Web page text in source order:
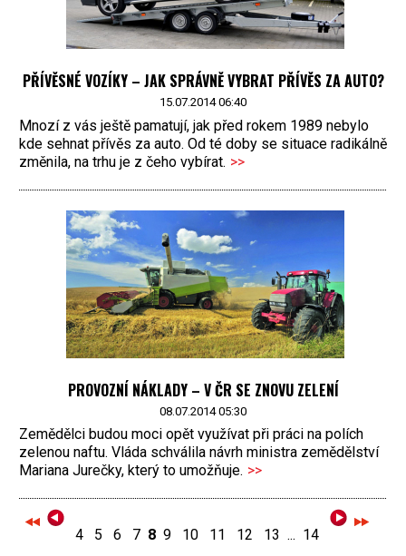
PŘÍVĚSNÉ VOZÍKY – JAK SPRÁVNĚ VYBRAT PŘÍVĚS ZA AUTO?
15.07.2014 06:40
Mnozí z vás ještě pamatují, jak před rokem 1989 nebylo
kde sehnat přívěs za auto. Od té doby se situace radikálně
změnila, na trhu je z čeho vybírat. >>
PROVOZNÍ NÁKLADY – V ČR SE ZNOVU ZELENÍ
08.07.2014 05:30
Zemědělci budou moci opět využívat při práci na polích
zelenou naftu. Vláda schválila návrh ministra zemědělství
Mariana Jurečky, který to umožňuje. >>
4 5 6 7 8 9 10 11 12 13 ... 14